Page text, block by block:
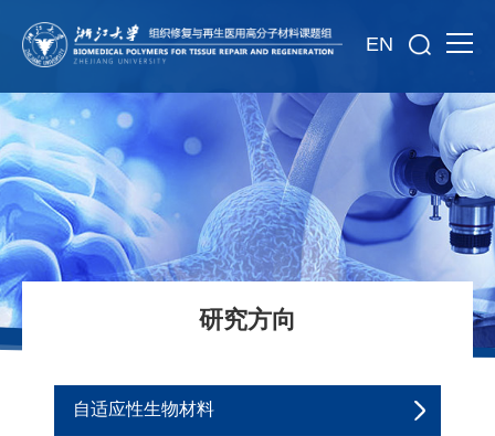
EN
研究方向
自适应性生物材料